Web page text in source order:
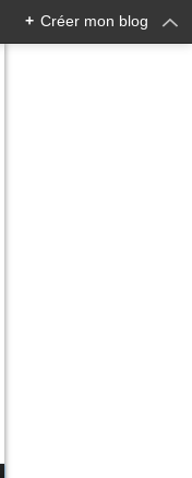
+ Créer mon blog